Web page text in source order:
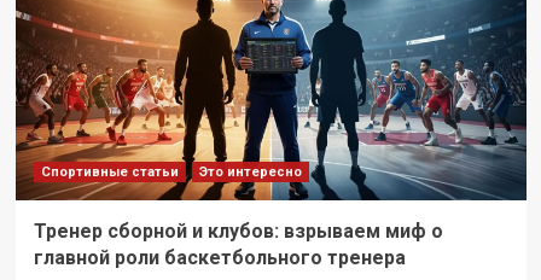
Спортивные статьи Это интересно
Тренер сборной и клубов: взрываем миф о
главной роли баскетбольного тренера